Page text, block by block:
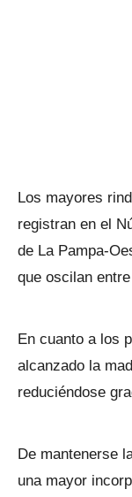
Los mayores
registran en el
de La Pampa-
que oscilan
En cuanto a los
alcanzado la
reduciéndose
De mantenerse
una mayor